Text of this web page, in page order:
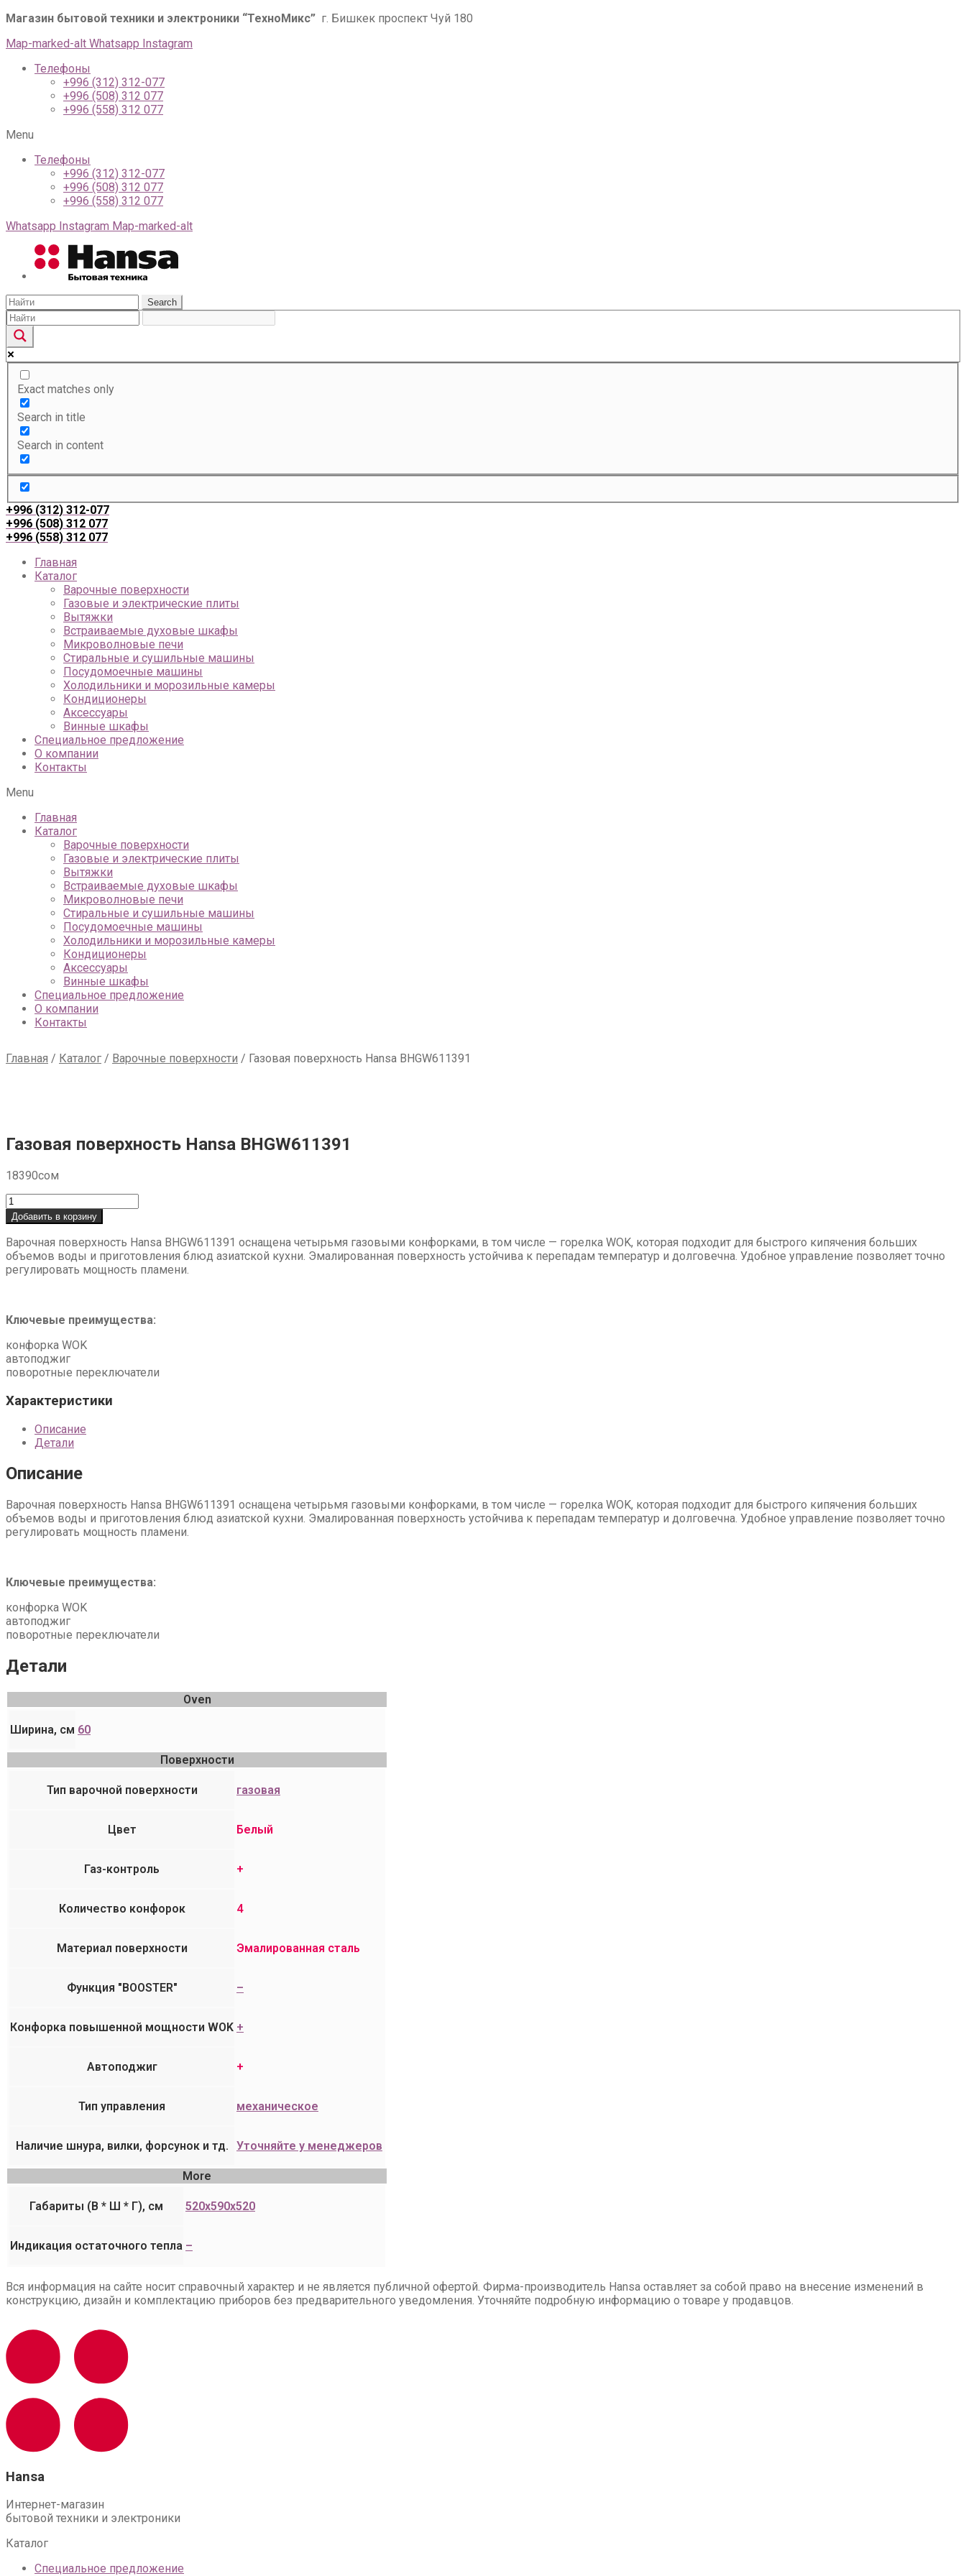
Магазин бытовой техники и электроники “ТехноМикс” г. Бишкек проспект Чуй 180
Map-marked-alt Whatsapp Instagram
Телефоны
+996 (312) 312-077
+996 (508) 312 077
+996 (558) 312 077
Menu
Телефоны
+996 (312) 312-077
+996 (508) 312 077
+996 (558) 312 077
Whatsapp Instagram Map-marked-alt
Search
Exact matches only
Search in title
Search in content
+996 (312) 312-077
+996 (508) 312 077
+996 (558) 312 077
Главная
Каталог
Варочные поверхности
Газовые и электрические плиты
Вытяжки
Встраиваемые духовые шкафы
Микроволновые печи
Стиральные и сушильные машины
Посудомоечные машины
Холодильники и морозильные камеры
Кондиционеры
Аксессуары
Винные шкафы
Специальное предложение
О компании
Контакты
Menu
Главная
Каталог
Варочные поверхности
Газовые и электрические плиты
Вытяжки
Встраиваемые духовые шкафы
Микроволновые печи
Стиральные и сушильные машины
Посудомоечные машины
Холодильники и морозильные камеры
Кондиционеры
Аксессуары
Винные шкафы
Специальное предложение
О компании
Контакты
Главная / Каталог / Варочные поверхности / Газовая поверхность Hansa BHGW611391
Газовая поверхность Hansa BHGW611391
18390сом
Количество
товара
Газовая
поверхность
Hansa
BHGW611391
Добавить в корзину
Варочная поверхность Hansa BHGW611391 оснащена четырьмя газовыми конфорками, в том числе — горелка WOK, которая подходит для быстрого кипячения больших
объемов воды и приготовления блюд азиатской кухни. Эмалированная поверхность устойчива к перепадам температур и долговечна. Удобное управление позволяет точно
регулировать мощность пламени.
Ключевые преимущества:
конфорка WOK
автоподжиг
поворотные переключатели
Характеристики
Описание
Детали
Описание
Варочная поверхность Hansa BHGW611391 оснащена четырьмя газовыми конфорками, в том числе — горелка WOK, которая подходит для быстрого кипячения больших
объемов воды и приготовления блюд азиатской кухни. Эмалированная поверхность устойчива к перепадам температур и долговечна. Удобное управление позволяет точно
регулировать мощность пламени.
Ключевые преимущества:
конфорка WOK
автоподжиг
поворотные переключатели
Детали
Oven
Ширина, см 60
Поверхности
Тип варочной поверхности газовая
Цвет Белый
Газ-контроль +
Количество конфорок 4
Материал поверхности Эмалированная сталь
Функция "BOOSTER" –
Конфорка повышенной мощности WOK +
Автоподжиг +
Тип управления механическое
Наличие шнура, вилки, форсунок и тд. Уточняйте у менеджеров
More
Габариты (В * Ш * Г), см 520x590x520
Индикация остаточного тепла –
Вся информация на сайте носит справочный характер и не является публичной офертой. Фирма-производитель Hansa оставляет за собой право на внесение изменений в
конструкцию, дизайн и комплектацию приборов без предварительного уведомления. Уточняйте подробную информацию о товаре у продавцов.
Hansa
Интернет-магазин
бытовой техники и электроники
Каталог
Специальное предложение